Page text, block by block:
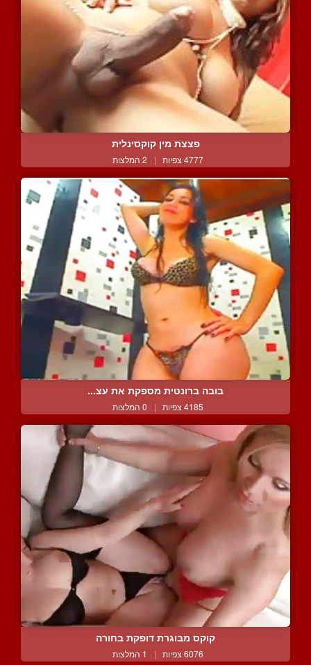
פצצת מין קוקסינלית
4777 צפיות | 2 המלצות
בובה ברונטית מספקת את עצ...
4185 צפיות | 0 המלצות
קוקס מבוגרת דופקת בחורה
6076 צפיות | 1 המלצות